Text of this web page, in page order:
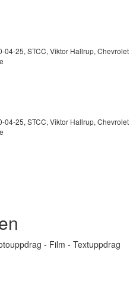
25, STCC, Viktor Hallrup, Chevrolet
25, STCC, Viktor Hallrup, Chevrolet
- Film - Textuppdrag